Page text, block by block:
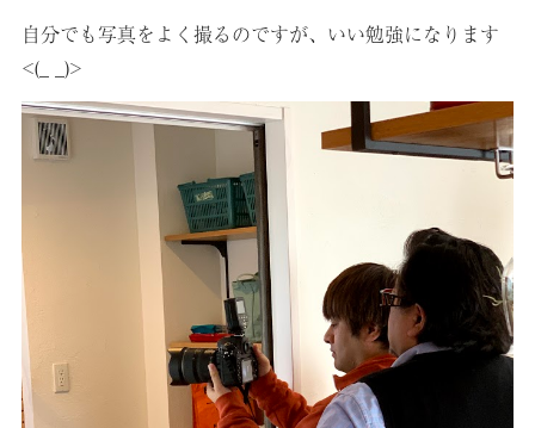
自分でも写真をよく撮るのですが、いい勉強になります
<(_ _)>